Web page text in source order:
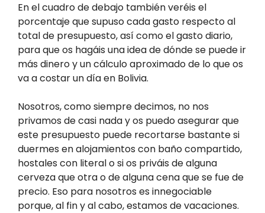
En el cuadro de debajo también veréis el
porcentaje que supuso cada gasto respecto al
total de presupuesto, así como el gasto diario,
para que os hagáis una idea de dónde se puede ir
más dinero y un cálculo aproximado de lo que os
va a costar un día en Bolivia.
Nosotros, como siempre decimos, no nos
privamos de casi nada y os puedo asegurar que
este presupuesto puede recortarse bastante si
duermes en alojamientos con baño compartido,
hostales con literal o si os priváis de alguna
cerveza que otra o de alguna cena que se fue de
precio. Eso para nosotros es innegociable
porque, al fin y al cabo, estamos de vacaciones.